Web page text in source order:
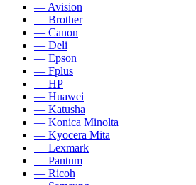
— Avision
— Brother
— Canon
— Deli
— Epson
— Fplus
— HP
— Huawei
— Katusha
— Konica Minolta
— Kyocera Mita
— Lexmark
— Pantum
— Ricoh